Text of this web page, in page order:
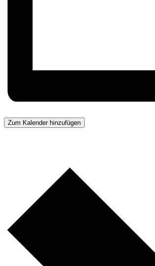
Zum Kalender hinzufügen